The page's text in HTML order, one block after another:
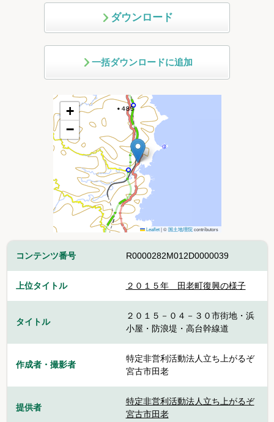
ダウンロード
一括ダウンロードに追加
+
−
Leaflet |©国土地理院contributors
コンテンツ番号 R0000282M012D0000039
上位タイトル ２０１５年＿田老町復興の様子
タイトル
２０１５－０４－３０市街地・浜
小屋・防浪堤・高台幹線道
作成者・撮影者
特定非営利活動法人立ち上がるぞ
宮古市田老
提供者
特定非営利活動法人立ち上がるぞ
宮古市田老